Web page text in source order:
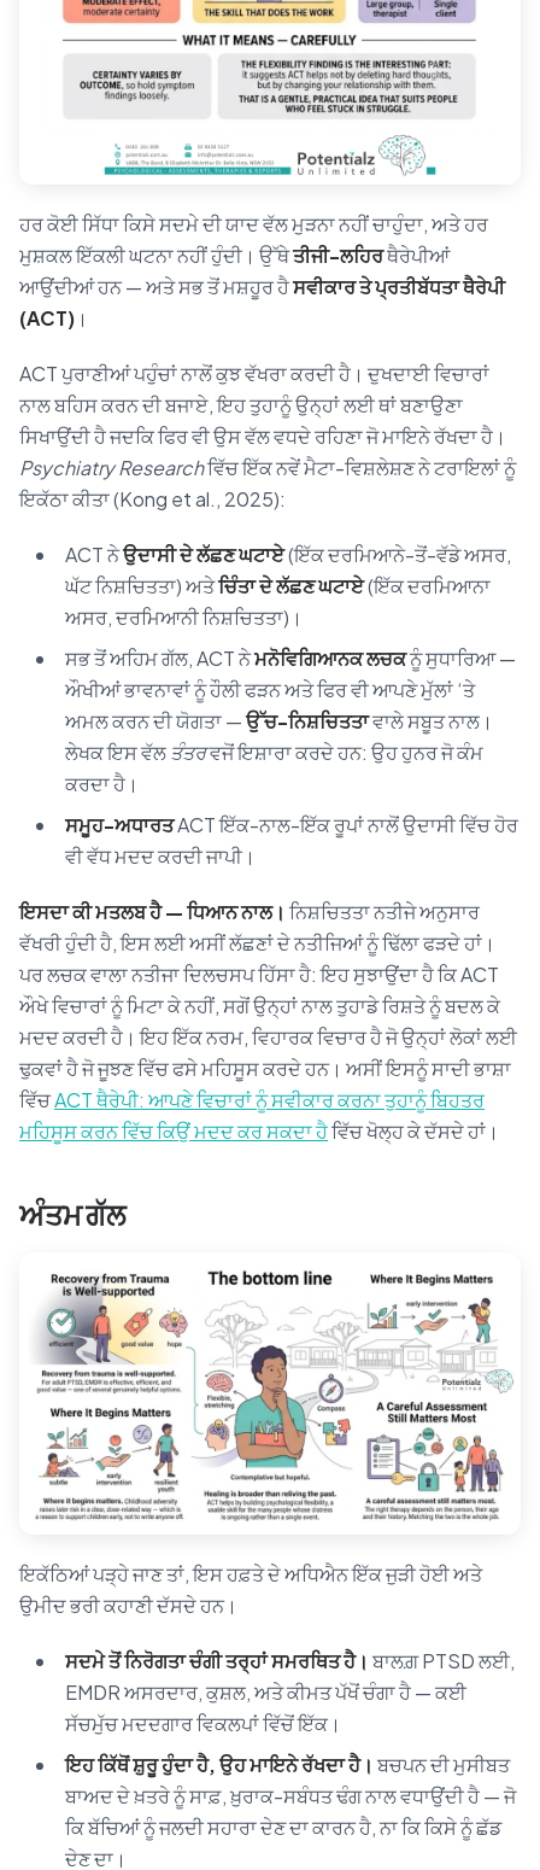
ਹਰ ਕੋਈ ਸਿੱਧਾ ਕਿਸੇ ਸਦਮੇ ਦੀ ਯਾਦ ਵੱਲ ਮੁੜਨਾ ਨਹੀਂ ਚਾਹੁੰਦਾ, ਅਤੇ ਹਰ
ਮੁਸ਼ਕਲ ਇੱਕਲੀ ਘਟਨਾ ਨਹੀਂ ਹੁੰਦੀ। ਉੱਥੇਤੀਜੀ-ਲਹਿਰਥੈਰੇਪੀਆਂ
ਆਉਂਦੀਆਂ ਹਨ — ਅਤੇ ਸਭ ਤੋਂ ਮਸ਼ਹੂਰ ਹੈਸਵੀਕਾਰ ਤੇ ਪ੍ਰਤੀਬੱਧਤਾ ਥੈਰੇਪੀ
(ACT) ।
ACT ਪੁਰਾਣੀਆਂ ਪਹੁੰਚਾਂ ਨਾਲੋਂ ਕੁਝ ਵੱਖਰਾ ਕਰਦੀ ਹੈ। ਦੁਖਦਾਈ ਵਿਚਾਰਾਂ
ਨਾਲ ਬਹਿਸ ਕਰਨ ਦੀ ਬਜਾਏ, ਇਹ ਤੁਹਾਨੂੰ ਉਨ੍ਹਾਂ ਲਈ ਥਾਂ ਬਣਾਉਣਾ
ਸਿਖਾਉਂਦੀ ਹੈ ਜਦਕਿ ਫਿਰ ਵੀ ਉਸ ਵੱਲ ਵਧਦੇ ਰਹਿਣਾ ਜੋ ਮਾਇਨੇ ਰੱਖਦਾ ਹੈ।
Psychiatry Researchਵਿੱਚ ਇੱਕ ਨਵੇਂ ਮੈਟਾ-ਵਿਸ਼ਲੇਸ਼ਣ ਨੇ ਟਰਾਇਲਾਂ ਨੂੰ
ਇਕੱਠਾ ਕੀਤਾ (Kong et al., 2025):
ACT ਨੇਉਦਾਸੀ ਦੇ ਲੱਛਣ ਘਟਾਏ(ਇੱਕ ਦਰਮਿਆਨੇ-ਤੋਂ-ਵੱਡੇ ਅਸਰ,
ਘੱਟ ਨਿਸ਼ਚਿਤਤਾ) ਅਤੇਚਿੰਤਾ ਦੇ ਲੱਛਣ ਘਟਾਏ(ਇੱਕ ਦਰਮਿਆਨਾ
ਅਸਰ, ਦਰਮਿਆਨੀ ਨਿਸ਼ਚਿਤਤਾ)।
ਸਭ ਤੋਂ ਅਹਿਮ ਗੱਲ, ACT ਨੇਮਨੋਵਿਗਿਆਨਕ ਲਚਕਨੂੰ ਸੁਧਾਰਿਆ —
ਔਖੀਆਂ ਭਾਵਨਾਵਾਂ ਨੂੰ ਹੌਲੀ ਫੜਨ ਅਤੇ ਫਿਰ ਵੀ ਆਪਣੇ ਮੁੱਲਾਂ ‘ਤੇ
ਅਮਲ ਕਰਨ ਦੀ ਯੋਗਤਾ —ਉੱਚ-ਨਿਸ਼ਚਿਤਤਾਵਾਲੇ ਸਬੂਤ ਨਾਲ।
ਲੇਖਕ ਇਸ ਵੱਲਤੰਤਰਵਜੋਂ ਇਸ਼ਾਰਾ ਕਰਦੇ ਹਨ: ਉਹ ਹੁਨਰ ਜੋ ਕੰਮ
ਕਰਦਾ ਹੈ।
ਸਮੂਹ-ਅਧਾਰਤACT ਇੱਕ-ਨਾਲ-ਇੱਕ ਰੂਪਾਂ ਨਾਲੋਂ ਉਦਾਸੀ ਵਿੱਚ ਹੋਰ
ਵੀ ਵੱਧ ਮਦਦ ਕਰਦੀ ਜਾਪੀ।
ਇਸਦਾ ਕੀ ਮਤਲਬ ਹੈ — ਧਿਆਨ ਨਾਲ। ਨਿਸ਼ਚਿਤਤਾ ਨਤੀਜੇ ਅਨੁਸਾਰ
ਵੱਖਰੀ ਹੁੰਦੀ ਹੈ, ਇਸ ਲਈ ਅਸੀਂ ਲੱਛਣਾਂ ਦੇ ਨਤੀਜਿਆਂ ਨੂੰ ਢਿੱਲਾ ਫੜਦੇ ਹਾਂ।
ਪਰ ਲਚਕ ਵਾਲਾ ਨਤੀਜਾ ਦਿਲਚਸਪ ਹਿੱਸਾ ਹੈ: ਇਹ ਸੁਝਾਉਂਦਾ ਹੈ ਕਿ ACT
ਔਖੇ ਵਿਚਾਰਾਂ ਨੂੰ ਮਿਟਾ ਕੇ ਨਹੀਂ, ਸਗੋਂ ਉਨ੍ਹਾਂ ਨਾਲ ਤੁਹਾਡੇ ਰਿਸ਼ਤੇ ਨੂੰ ਬਦਲ ਕੇ
ਮਦਦ ਕਰਦੀ ਹੈ। ਇਹ ਇੱਕ ਨਰਮ, ਵਿਹਾਰਕ ਵਿਚਾਰ ਹੈ ਜੋ ਉਨ੍ਹਾਂ ਲੋਕਾਂ ਲਈ
ਢੁਕਵਾਂ ਹੈ ਜੋ ਜੂਝਣ ਵਿੱਚ ਫਸੇ ਮਹਿਸੂਸ ਕਰਦੇ ਹਨ। ਅਸੀਂ ਇਸਨੂੰ ਸਾਦੀ ਭਾਸ਼ਾ
ਵਿੱਚACT ਥੈਰੇਪੀ: ਆਪਣੇ ਵਿਚਾਰਾਂ ਨੂੰ ਸਵੀਕਾਰ ਕਰਨਾ ਤੁਹਾਨੂੰ ਬਿਹਤਰ
ਮਹਿਸੂਸ ਕਰਨ ਵਿੱਚ ਕਿਉਂ ਮਦਦ ਕਰ ਸਕਦਾ ਹੈਵਿੱਚ ਖੋਲ੍ਹ ਕੇ ਦੱਸਦੇ ਹਾਂ।
ਅੰਤਮ ਗੱਲ
ਇਕੱਠਿਆਂ ਪੜ੍ਹੇ ਜਾਣ ਤਾਂ, ਇਸ ਹਫ਼ਤੇ ਦੇ ਅਧਿਐਨ ਇੱਕ ਜੁੜੀ ਹੋਈ ਅਤੇ
ਉਮੀਦ ਭਰੀ ਕਹਾਣੀ ਦੱਸਦੇ ਹਨ।
ਸਦਮੇ ਤੋਂ ਨਿਰੋਗਤਾ ਚੰਗੀ ਤਰ੍ਹਾਂ ਸਮਰਥਿਤ ਹੈ। ਬਾਲਗ਼ PTSD ਲਈ,
EMDR ਅਸਰਦਾਰ, ਕੁਸ਼ਲ, ਅਤੇ ਕੀਮਤ ਪੱਖੋਂ ਚੰਗਾ ਹੈ — ਕਈ
ਸੱਚਮੁੱਚ ਮਦਦਗਾਰ ਵਿਕਲਪਾਂ ਵਿੱਚੋਂ ਇੱਕ।
ਇਹ ਕਿੱਥੋਂ ਸ਼ੁਰੂ ਹੁੰਦਾ ਹੈ, ਉਹ ਮਾਇਨੇ ਰੱਖਦਾ ਹੈ। ਬਚਪਨ ਦੀ ਮੁਸੀਬਤ
ਬਾਅਦ ਦੇ ਖ਼ਤਰੇ ਨੂੰ ਸਾਫ਼, ਖ਼ੁਰਾਕ-ਸਬੰਧਤ ਢੰਗ ਨਾਲ ਵਧਾਉਂਦੀ ਹੈ — ਜੋ
ਕਿ ਬੱਚਿਆਂ ਨੂੰ ਜਲਦੀ ਸਹਾਰਾ ਦੇਣ ਦਾ ਕਾਰਨ ਹੈ, ਨਾ ਕਿ ਕਿਸੇ ਨੂੰ ਛੱਡ
ਦੇਣ ਦਾ।